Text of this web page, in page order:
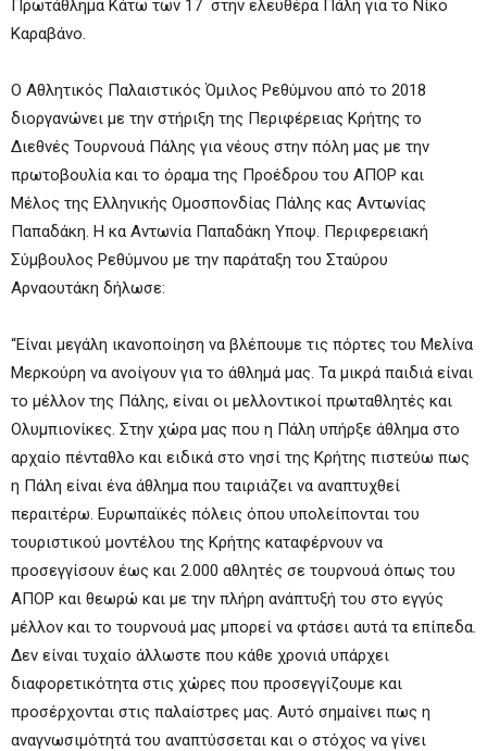
Πρωτάθλημα Κάτω των 17 στην ελευθέρα Πάλη για το Νίκο
Καραβάνο.
Ο Αθλητικός Παλαιστικός Όμιλος Ρεθύμνου από το 2018
διοργανώνει με την στήριξη της Περιφέρειας Κρήτης το
Διεθνές Τουρνουά Πάλης για νέους στην πόλη μας με την
πρωτοβουλία και το όραμα της Προέδρου του ΑΠΟΡ και
Μέλος της Ελληνικής Ομοσπονδίας Πάλης κας Αντωνίας
Παπαδάκη. Η κα Αντωνία Παπαδάκη Υποψ. Περιφερειακή
Σύμβουλος Ρεθύμνου με την παράταξη του Σταύρου
Αρναουτάκη δήλωσε:
“Είναι μεγάλη ικανοποίηση να βλέπουμε τις πόρτες του Μελίνα
Μερκούρη να ανοίγουν για το άθλημά μας. Τα μικρά παιδιά είναι
το μέλλον της Πάλης, είναι οι μελλοντικοί πρωταθλητές και
Ολυμπιονίκες. Στην χώρα μας που η Πάλη υπήρξε άθλημα στο
αρχαίο πένταθλο και ειδικά στο νησί της Κρήτης πιστεύω πως
η Πάλη είναι ένα άθλημα που ταιριάζει να αναπτυχθεί
περαιτέρω. Ευρωπαϊκές πόλεις όπου υπολείπονται του
τουριστικού μοντέλου της Κρήτης καταφέρνουν να
προσεγγίσουν έως και 2.000 αθλητές σε τουρνουά όπως του
ΑΠΟΡ και θεωρώ και με την πλήρη ανάπτυξή του στο εγγύς
μέλλον και το τουρνουά μας μπορεί να φτάσει αυτά τα επίπεδα.
Δεν είναι τυχαίο άλλωστε που κάθε χρονιά υπάρχει
διαφορετικότητα στις χώρες που προσεγγίζουμε και
προσέρχονται στις παλαίστρες μας. Αυτό σημαίνει πως η
αναγνωσιμότητά του αναπτύσσεται και ο στόχος να γίνει